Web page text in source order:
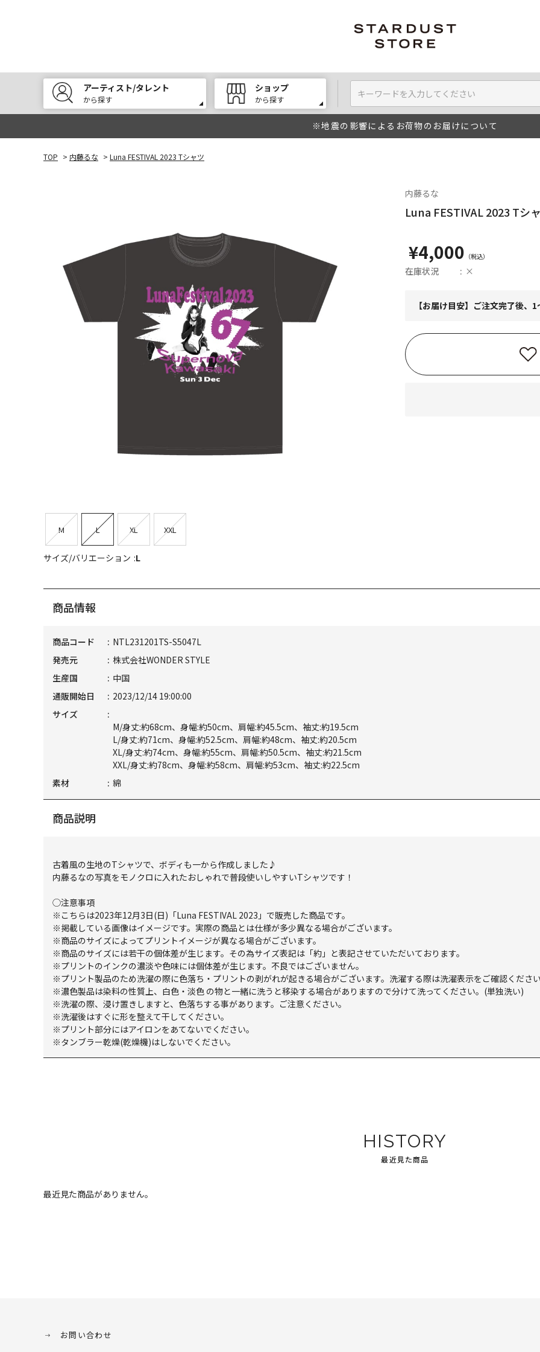
アーティスト/タレント
から探す
ショップ
から探す
※地震の影響によるお荷物のお届けについて
TOP > 内藤るな > Luna FESTIVAL 2023 Tシャツ
M L XL XXL
サイズ/バリエーション L
内藤るな
Luna FESTIVAL 2023 Tシ
¥4,000
在庫状況 ×
【お届け目安】ご注文完了後、
商品情報
商品コード
NTL231201TS-S5047L
発売元
株式会社WONDER STYLE
生産国
中国
通販開始日
2023/12/14 19:00:00
サイズ
M/身丈:約68cm、身幅:約50cm、肩幅:約45.5cm、袖丈:約19.5cm
L/身丈:約71cm、身幅:約52.5cm、肩幅:約48cm、袖丈:約20.5cm
XL/身丈:約74cm、身幅:約55cm、肩幅:約50.5cm、袖丈:約21.5cm
XXL/身丈:約78cm、身幅:約58cm、肩幅:約53cm、袖丈:約22.5cm
素材
綿
商品説明
古着風の生地のTシャツで、ボディも一から作成しました♪
内藤るなの写真をモノクロに入れたおしゃれで普段使いしやすいTシャツです！
◯注意事項
※こちらは2023年12月3日(日)「Luna FESTIVAL 2023」で販売した商品です。
※掲載している画像はイメージです。実際の商品とは仕様が多少異なる場合がございます。
※商品のサイズによってプリントイメージが異なる場合がございます。
※商品のサイズには若干の個体差が生じます。その為サイズ表記は「約」と表記させていただいております。
※プリントのインクの濃淡や色味には個体差が生じます。不良ではございません。
※プリント製品のため洗濯の際に色落ち・プリントの剥がれが起きる場合がございます。洗濯する際は洗濯表示をご確認くださ
※濃色製品は染料の性質上、白色・淡色 の物と一緒に洗うと移染する場合がありますので分けて洗ってください。(単独洗い)
※洗濯の際、浸け置きしますと、色落ちする事があります。ご注意ください。
※洗濯後はすぐに形を整えて干してください。
※プリント部分にはアイロンをあてないでください。
※タンブラー乾燥(乾燥機)はしないでください。
HISTORY
最近見た商品
最近見た商品がありません。
お問い合わせ